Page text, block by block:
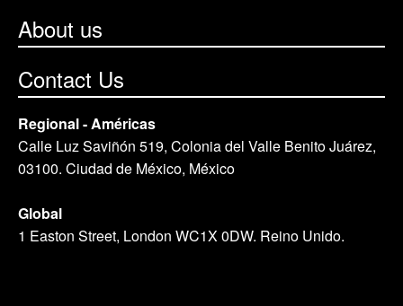
About us
Contact Us
Regional - Américas
Calle Luz Saviñón 519, Colonia del Valle Benito Juárez,
03100. Ciudad de México, México
Global
1 Easton Street, London WC1X 0DW. Reino Unido.